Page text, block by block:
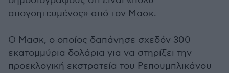
απογοητευμένος» από τον Μασκ.
Ο Μασκ, ο οποίος δαπάνησε σχεδόν 300
εκατομμύρια δολάρια για να στηρίξει την
προεκλογική εκστρατεία του Ρεπουμπλικάνου